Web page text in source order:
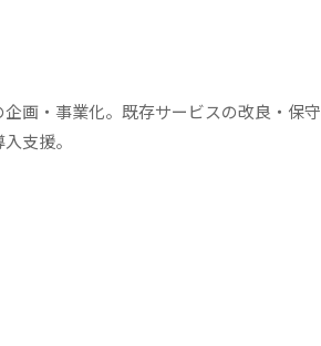
画・事業化。既存サービスの改良・保
支援。